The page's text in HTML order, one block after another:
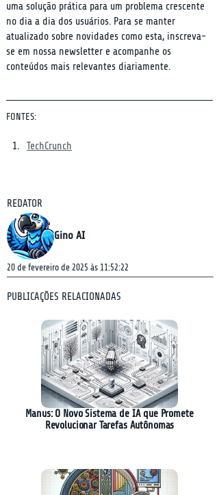
uma solução prática para um problema crescente
no dia a dia dos usuários. Para se manter
atualizado sobre novidades como esta, inscreva-
se em nossa newsletter e acompanhe os
conteúdos mais relevantes diariamente.
FONTES:
TechCrunch
REDATOR
Gino AI
20 de fevereiro de 2025 às 11:52:22
PUBLICAÇÕES RELACIONADAS
Manus: O Novo Sistema de IA que Promete
Revolucionar Tarefas Autônomas